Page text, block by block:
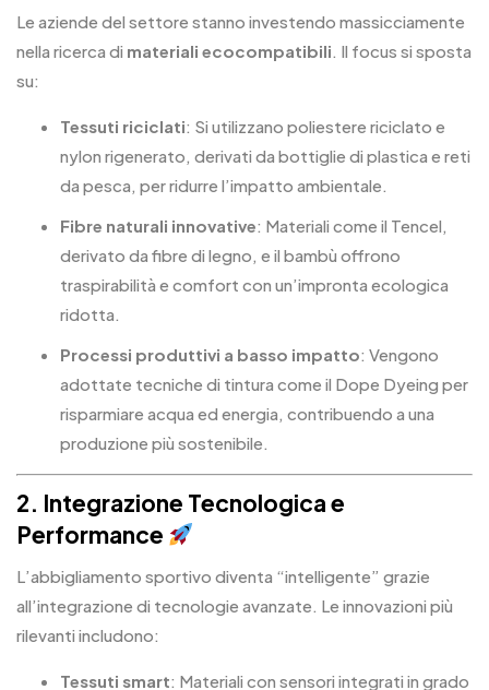
Le aziende del settore stanno investendo massicciamente
nella ricerca di materiali ecocompatibili. Il focus si sposta
su:
Tessuti riciclati: Si utilizzano poliestere riciclato e
nylon rigenerato, derivati da bottiglie di plastica e reti
da pesca, per ridurre l’impatto ambientale.
Fibre naturali innovative: Materiali come il Tencel,
derivato da fibre di legno, e il bambù offrono
traspirabilità e comfort con un’impronta ecologica
ridotta.
Processi produttivi a basso impatto: Vengono
adottate tecniche di tintura come il Dope Dyeing per
risparmiare acqua ed energia, contribuendo a una
produzione più sostenibile.
2. Integrazione Tecnologica e
Performance
L’abbigliamento sportivo diventa “intelligente” grazie
all’integrazione di tecnologie avanzate. Le innovazioni più
rilevanti includono:
Tessuti smart: Materiali con sensori integrati in grado